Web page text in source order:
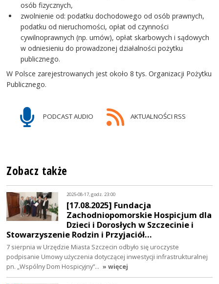
osób fizycznych,
zwolnienie od: podatku dochodowego od osób prawnych,
podatku od nieruchomości, opłat od czynności
cywilnoprawnych (np. umów), opłat skarbowych i sądowych
w odniesieniu do prowadzonej działalności pożytku
publicznego.
W Polsce zarejestrowanych jest około 8 tys. Organizacji Pożytku
Publicznego.
PODCAST AUDIO AKTUALNOŚCI RSS
Zobacz także
2025-08-17, godz. 23:00
[17.08.2025] Fundacja
Zachodniopomorskie Hospicjum dla
Dzieci i Dorosłych w Szczecinie i
Stowarzyszenie Rodzin i Przyjaciół…
7 sierpnia w Urzędzie Miasta Szczecin odbyło się uroczyste
podpisanie Umowy użyczenia dotyczącej inwestycji infrastrukturalnej
pn. „Wspólny Dom Hospicyjny”… » więcej